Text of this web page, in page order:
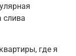
слива
где я